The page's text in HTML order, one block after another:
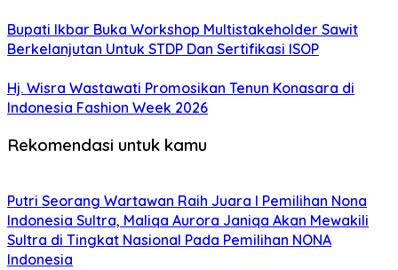
Bupati Ikbar Buka Workshop Multistakeholder Sawit
Berkelanjutan Untuk STDP Dan Sertifikasi ISOP
Hj. Wisra Wastawati Promosikan Tenun Konasara di
Indonesia Fashion Week 2026
Rekomendasi untuk kamu
Putri Seorang Wartawan ‎Raih Juara I Pemilihan Nona
Indonesia Sultra, Maliqa Aurora Janiqa Akan Mewakili
Sultra di Tingkat Nasional Pada Pemilihan NONA
Indonesia